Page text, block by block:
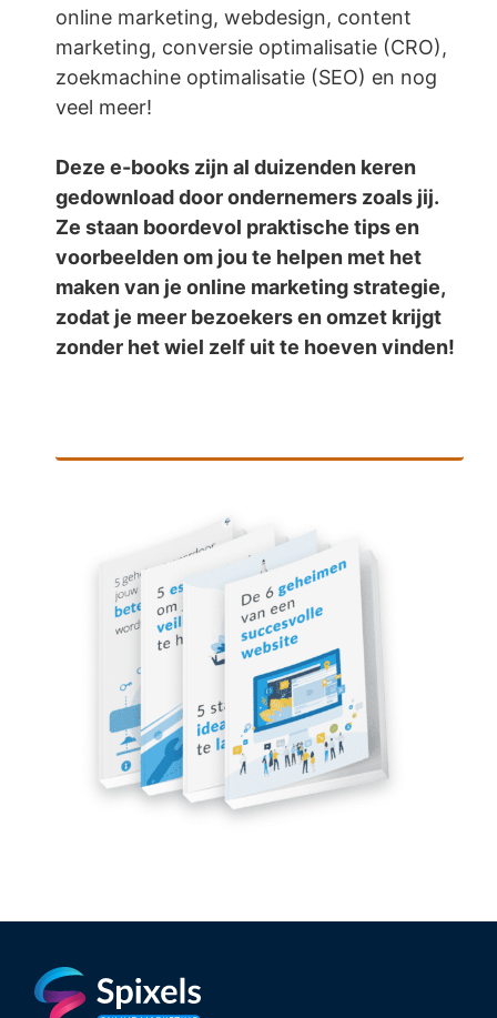
online marketing, webdesign, content
marketing, conversie optimalisatie (CRO),
zoekmachine optimalisatie (SEO) en nog
veel meer!
Deze e-books zijn al duizenden keren
gedownload door ondernemers zoals jij.
Ze staan boordevol praktische tips en
voorbeelden om jou te helpen met het
maken van je online marketing strategie,
zodat je meer bezoekers en omzet krijgt
zonder het wiel zelf uit te hoeven vinden!